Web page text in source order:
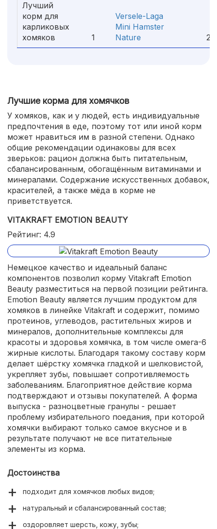
Лучший
корм для
карликовых
хомяков
1
Versele-Laga
Mini Hamster
Nature
262
Лучшие корма для хомячков
У хомяков, как и у людей, есть индивидуальные
предпочтения в еде, поэтому тот или иной корм
может нравиться им в разной степени. Однако
общие рекомендации одинаковы для всех
зверьков: рацион должна быть питательным,
сбалансированным, обогащённым витаминами и
минералами. Содержание искусственных добавок,
красителей, а также мёда в корме не
приветствуется.
VITAKRAFT EMOTION BEAUTY
Рейтинг: 4.9
Немецкое качество и идеальный баланс
компонентов позволил корму Vitakraft Emotion
Beauty разместиться на первой позиции рейтинга.
Emotion Beauty является лучшим продуктом для
хомяков в линейке Vitakraft и содержит, помимо
протеинов, углеводов, растительных жиров и
минералов, дополнительные комплексы для
красоты и здоровья хомячка, в том числе омега-6
жирные кислоты. Благодаря такому составу корм
делает шёрстку хомячка гладкой и шелковистой,
укрепляет зубы, повышает сопротивляемость
заболеваниям. Благоприятное действие корма
подтверждают и отзывы покупателей. А форма
выпуска - разноцветные гранулы - решает
проблему избирательного поедания, при которой
хомячки выбирают только самое вкусное и в
результате получают не все питательные
элементы из корма.
Достоинства
подходит для хомячков любых видов;
натуральный и сбалансированный состав;
оздоровляет шерсть, кожу, зубы;